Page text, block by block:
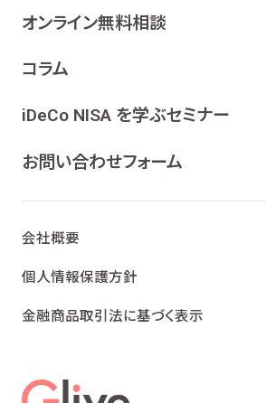
当社は、お客様の同意を得た場合及
必要な範囲内でお客様の個人情報を
ンケート、各種情報提供を行う
グ及びこれらに付帯・関連する
当社が取り扱う生命保険、損
金融商品仲介業における有価
提携会社の金融商品の勧誘・
供の妥当性を判断するため
オンライン無料相談
コラム
iDeCo NISA を学ぶセミナー
お問い合わせフォーム
会社概要
個人情報保護方針
金融商品取引法に基づく表示